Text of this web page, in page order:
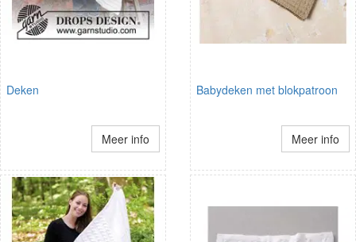
Deken
Meer info
Babydeken met blokpatroon
Meer info